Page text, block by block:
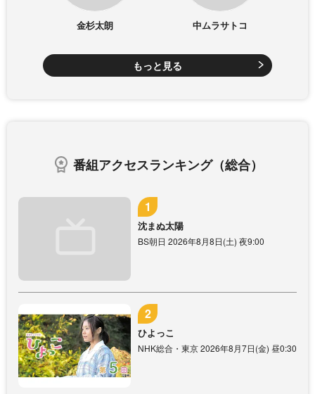
金杉太朗 中ムラサトコ
もっと見る
番組アクセスランキング（総合）
沈まぬ太陽
BS朝日 2026年8月8日(土) 夜9:00
ひよっこ
NHK総合・東京 2026年8月7日(金) 昼0:30